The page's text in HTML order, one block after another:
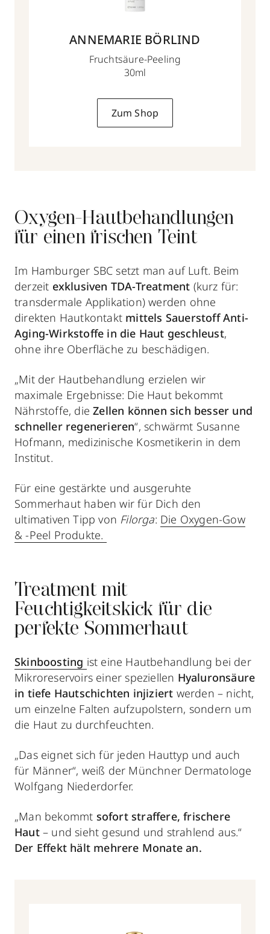
ANNEMARIE BÖRLIND
Fruchtsäure-Peeling
30ml
Zum Shop
Oxygen-Hautbehandlungen
für einen frischen Teint
Im Hamburger SBC setzt man auf Luft. Beim
derzeit exklusiven TDA-Treatment (kurz für:
transdermale Applikation) werden ohne
direkten Hautkontakt mittels Sauerstoff Anti-
Aging-Wirkstoffe in die Haut geschleust,
ohne ihre Oberfläche zu beschädigen.
„Mit der Hautbehandlung erzielen wir
maximale Ergebnisse: Die Haut bekommt
Nährstoffe, dieZellen können sich besser und
schneller regenerieren“, schwärmt Susanne
Hofmann, medizinische Kosmetikerin in dem
Institut.
Für eine gestärkte und ausgeruhte
Sommerhaut haben wir für Dich den
ultimativen Tipp von Filorga: Die Oxygen-Gow
& -Peel Produkte.
Treatment mit
Feuchtigkeitskick für die
perfekte Sommerhaut
Skinboosting ist eine Hautbehandlung bei der
Mikroreservoirs einer speziellen Hyaluronsäure
in tiefe Hautschichten injiziert werden – nicht,
um einzelne Falten aufzupolstern, sondern um
die Haut zu durchfeuchten.
„Das eignet sich für jeden Hauttyp und auch
für Männer“, weiß der Münchner Dermatologe
Wolfgang Niederdorfer.
„Man bekommt sofort straffere, frischere
Haut– und sieht gesund und strahlend aus.“
Der Effekt hält mehrere Monate an.